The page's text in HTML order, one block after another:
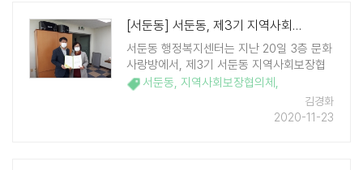
[서둔동] 서둔동, 제3기 지역사회보장협의체 위원 17명 위촉
서둔동 행정복지센터는 지난 20일 3층 문화
사랑방에서, 제3기 서둔동 지역사회보장협
의체 위원 17명에게 위촉장을 전달했다. 이
번에 위촉된 위원은 민간위원장인 최미숙 위
원장을 비롯하여 김만봉위원, 류화주위원,
서둔동, 지역사회보장협의체 ,
김경화
2020-11-23